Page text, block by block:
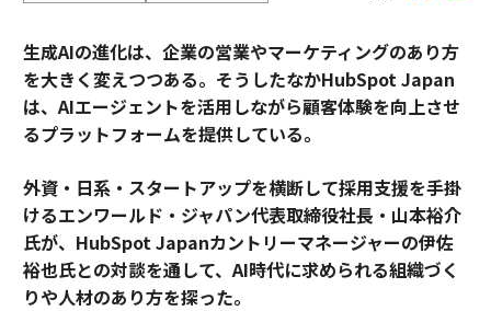
生成AIの進化は、企業の営業やマーケティングのあり方
を大きく変えつつある。そうしたなかHubSpot Japan
は、AIエージェントを活用しながら顧客体験を向上させ
るプラットフォームを提供している。
外資・日系・スタートアップを横断して採用支援を手掛
けるエンワールド・ジャパン代表取締役社長・山本裕介
氏が、HubSpot Japanカントリーマネージャーの伊佐
裕也氏との対談を通して、AI時代に求められる組織づく
りや人材のあり方を探った。